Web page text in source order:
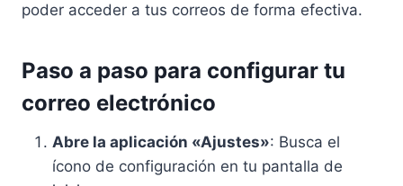
poder acceder a tus correos de forma efectiva.
Paso a paso para configurar tu
correo electrónico
Abre la aplicación «Ajustes»: Busca el
ícono de configuración en tu pantalla de